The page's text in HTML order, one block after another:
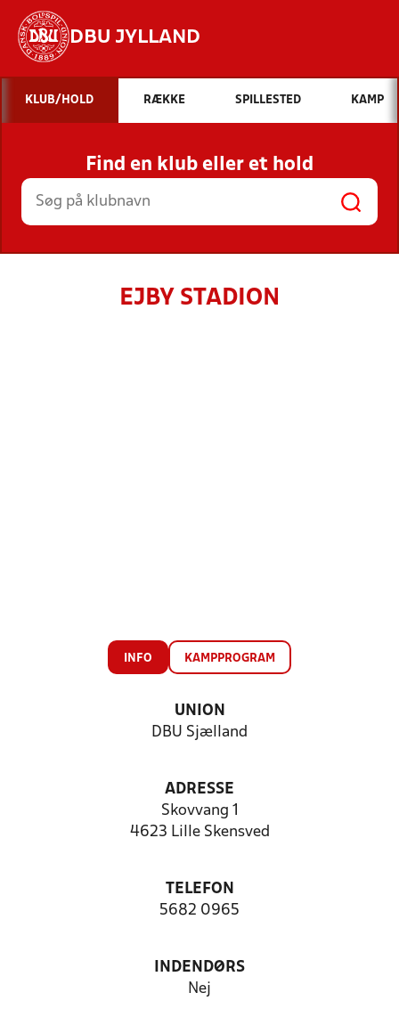
DBU JYLLAND
Hvad vil du søge efter?
INDHOLD OG NYHEDER
STILLINGER, RESULTATER, KLUBBER OG
HOLD
KLUB/HOLD RÆKKE SPILLESTED KAMP
Find en klub eller et hold
EJBY STADION
INFO KAMPPROGRAM
UNION
DBU Sjælland
ADRESSE
Skovvang 1
4623 Lille Skensved
TELEFON
5682 0965
INDENDØRS
Nej